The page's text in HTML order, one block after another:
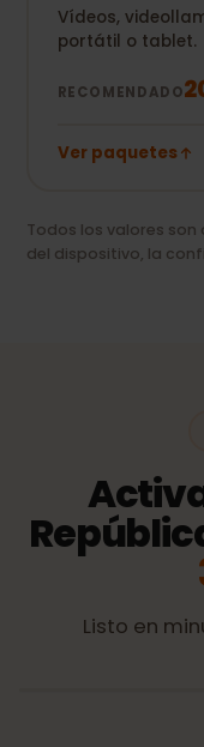
Vídeos,
portátil o tablet.
RECOMENDADO
Ver paquetes
Todos los valores
del dispositivo, la
Listo en